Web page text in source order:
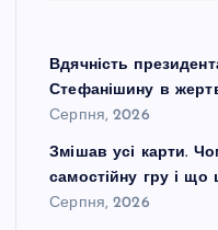
Вдячність
Стефанішину в
Серпня, 2026
Змішав усі карти.
самостійну гру і що
Серпня, 2026